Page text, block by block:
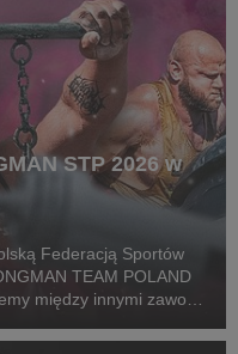
STP 2026 w
Federacją Sportów
TEAM POLAND
między innymi zawody
w CANAL+ SPORT 5